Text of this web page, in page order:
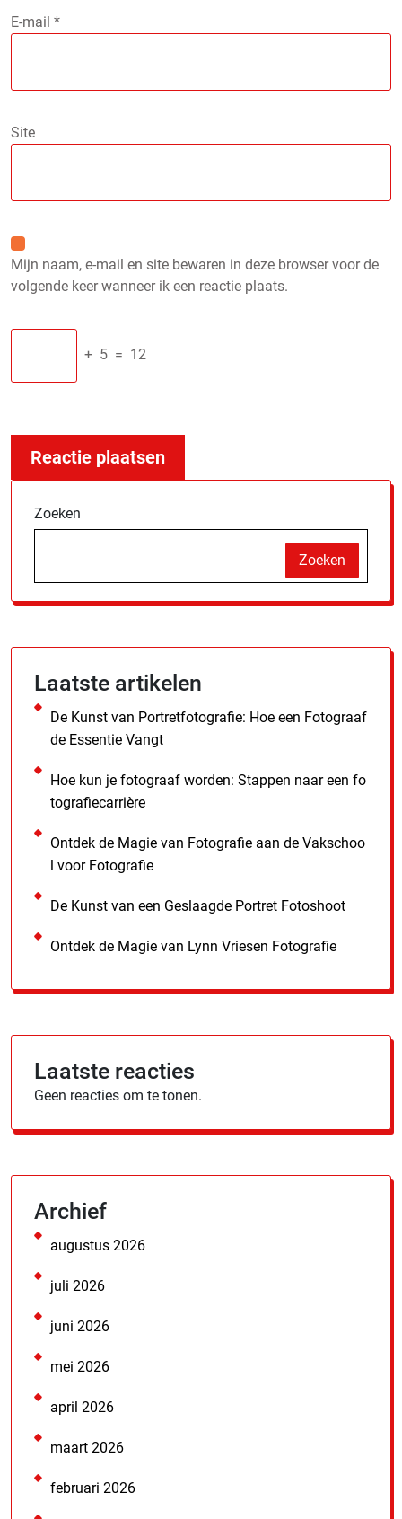
E-mail *
Site
Mijn naam, e-mail en site bewaren in deze browser voor de
volgende keer wanneer ik een reactie plaats.
+ 5 = 12
Zoeken
Zoeken
Laatste artikelen
De Kunst van Portretfotografie: Hoe een Fotograaf
de Essentie Vangt
Hoe kun je fotograaf worden: Stappen naar een fo
tografiecarrière
Ontdek de Magie van Fotografie aan de Vakschoo
l voor Fotografie
De Kunst van een Geslaagde Portret Fotoshoot
Ontdek de Magie van Lynn Vriesen Fotografie
Laatste reacties
Geen reacties om te tonen.
Archief
augustus 2026
juli 2026
juni 2026
mei 2026
april 2026
maart 2026
februari 2026